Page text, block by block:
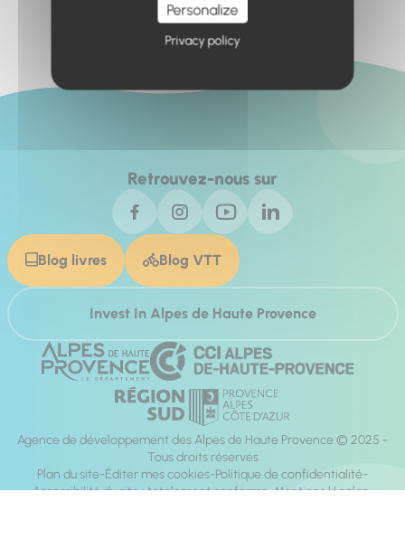
Retrouvez-nous sur
Blog livres Blog VTT
Invest In Alpes de Haute Provence
Agence de développement des Alpes de Haute Provence © 2025 -
Tous droits réservés
Plan du site Éditer mes cookies Politique de confidentialité
Accessibilité du site : totalement conforme Mentions légales
Personalize
Privacy policy